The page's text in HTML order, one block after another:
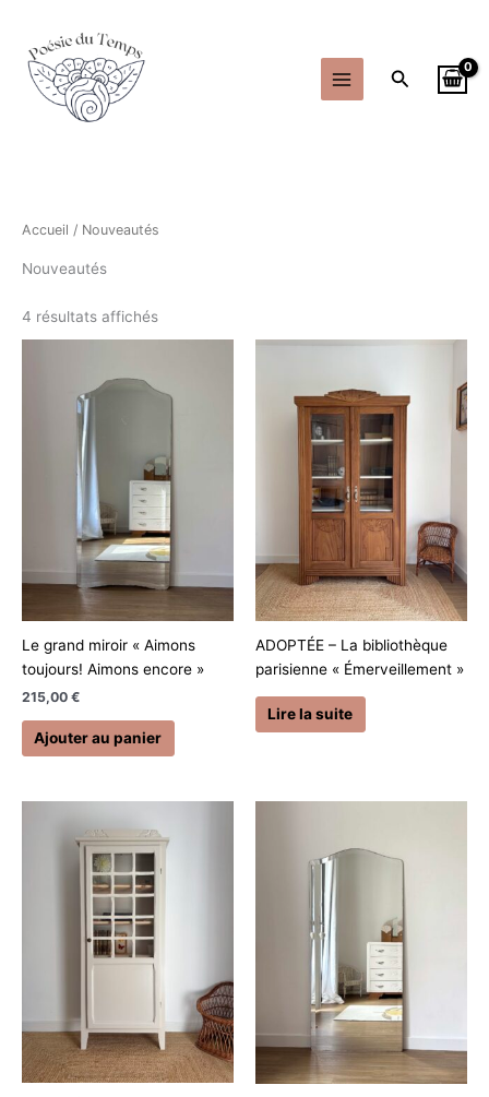
contenu
Accueil / Nouveautés
Nouveautés
4 résultats affichés
Le grand miroir « Aimons
toujours! Aimons encore »
215,00 €
Ajouter au panier
ADOPTÉE – La bibliothèque
parisienne « Émerveillement »
Lire la suite